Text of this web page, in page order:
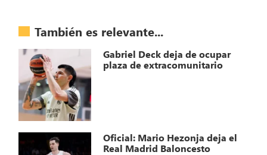
También es relevante...
Gabriel Deck deja de ocupar
plaza de extracomunitario
Oficial: Mario Hezonja deja el
Real Madrid Baloncesto